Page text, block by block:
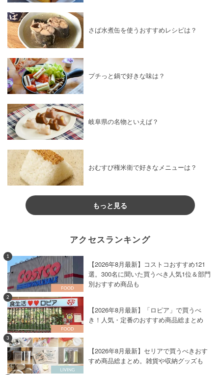
さば水煮缶を使うおすすめレシピは？
プチっと鍋で好きな味は？
岐阜県の名物といえば？
おむすび権米衛で好きなメニューは？
もっと見る
アクセスランキング
1
【2026年8月最新】コストコおすすめ121
選。300名に聞いた買うべき人気1位＆部門
別おすすめ商品も
2
【2026年8月最新】「ロピア」で買うべ
き！人気・定番のおすすめ商品総まとめ
3
【2026年8月最新】セリアで買うべきおす
すめ商品総まとめ。雑貨や収納グッズも